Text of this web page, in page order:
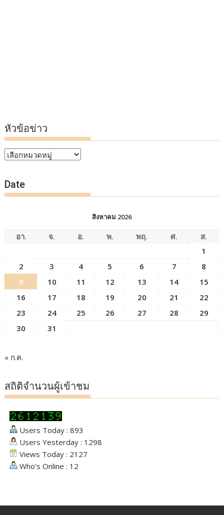
หัวข้อข่าว
หัวข้อ
Date
สิงหาคม 2026
อา. จ. อ. พ. พฤ. ศ.
ส.
1
2
3 4 5 6 7
8
9
10 11 12 13 14
15
16
17 18 19 20 21
22
23
24 25 26 27 28
29
30
31
« ก.ค.
สถิติจำนวนผู้เข้าชม
Users Today : 893
Users Yesterday : 1298
Views Today : 2127
Who's Online : 12